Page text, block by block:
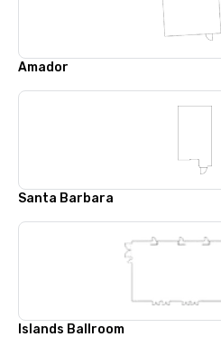
Amador
Santa Barbara
Islands Ballroom